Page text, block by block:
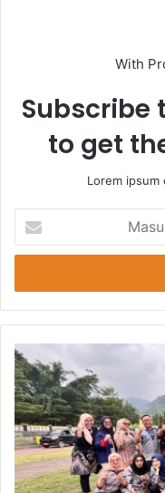
With
Subscribe
to get
Lorem
Email
Anda